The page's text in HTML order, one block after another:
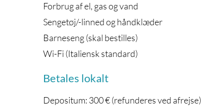
Forbrug af el, gas og vand
Sengetøj/-linned og håndklæder
Barneseng (skal bestilles)
Wi-Fi (Italiensk standard)
Betales lokalt
Depositum: 300 € (refunderes ved afrejse)